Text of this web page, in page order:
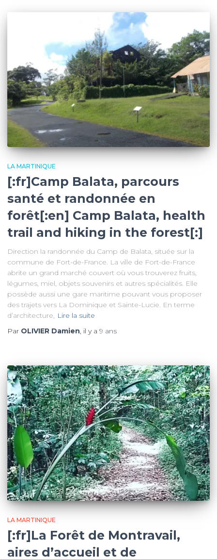
LA MARTINIQUE
[:fr]Camp Balata, parcours
santé et randonnée en
forêt[:en] Camp Balata, health
trail and hiking in the forest[:]
Direction la randonnée du Camp de Balata, située sur la
commune de Fort-de-France. La ville de Fort-de-France
abrite un grand marché couvert où vous trouverez fruits,
légumes, miel, objets souvenirs et autres spécialités. Elle
possède aussi une gare maritime pouvant vous proposer
des trajets vers La Dominique et Sainte-Lucie. En terme
d’architecture, Lire la suite
Par OLIVIER Damien, il y a 9 ans
LA MARTINIQUE
[:fr]La Forêt de Montravail,
aires d’accueil et de